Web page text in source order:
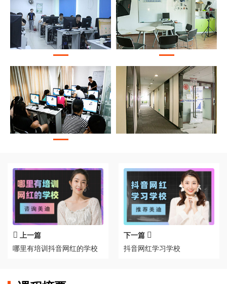
上一篇
哪里有培训抖音网红的学校
下一篇
抖音网红学习学校